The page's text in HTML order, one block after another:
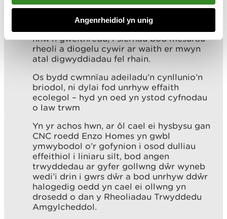
Angenrheidiol yn unig
Mae gan y diwydiant adeiladu
nhw’n gweithredu, i sicrhau bod mesurau
rheoli a diogelu cywir ar waith er mwyn
atal digwyddiadau fel rhain.
Os bydd cwmnïau adeiladu’n cynllunio’n
briodol, ni dylai fod unrhyw effaith
ecolegol – hyd yn oed yn ystod cyfnodau
o law trwm
Yn yr achos hwn, ar ôl cael ei hysbysu gan
CNC roedd Enzo Homes yn gwbl
ymwybodol o’r gofynion i osod dulliau
effeithiol i liniaru silt, bod angen
trwyddedau ar gyfer gollwng dŵr wyneb
wedi’i drin i gwrs dŵr a bod unrhyw ddŵr
halogedig oedd yn cael ei ollwng yn
drosedd o dan y Rheoliadau Trwyddedu
Amgylcheddol.